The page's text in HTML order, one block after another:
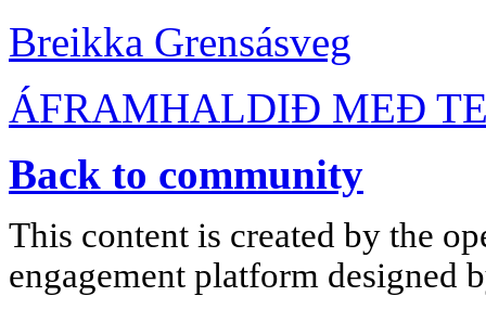
Breikka Grensásveg
ÁFRAMHALDIÐ MEÐ
Back to community
This content is created by the
engagement platform designed